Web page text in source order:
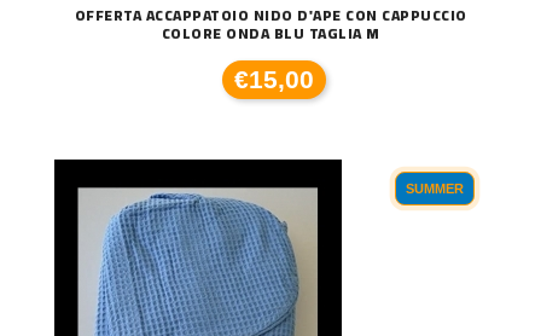
OFFERTA ACCAPPATOIO NIDO D'APE CON CAPPUCCIO
COLORE ONDA BLU TAGLIA M
€15,00
SUMMER